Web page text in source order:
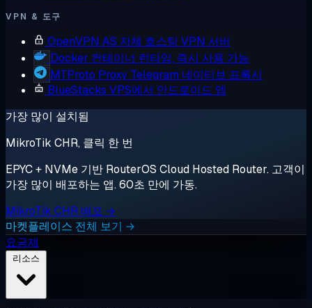
VPN & 도구
OpenVPN AS 자체 호스팅 VPN 서버
Docker 컨테이너 런타임, 즉시 사용 가능
MTProto Proxy Telegram 네이티브 프록시
BlueStacks VPS에서 안드로이드 앱
가장 많이 설치됨
MikroTik CHR, 클릭 한 번
EPYC + NVMe 기반 RouterOS Cloud Hosted Router. 고객이
가장 많이 배포하는 앱. 60초 만에 가동.
MikroTik CHR 배포 →
마켓플레이스 전체 보기 →
요금제